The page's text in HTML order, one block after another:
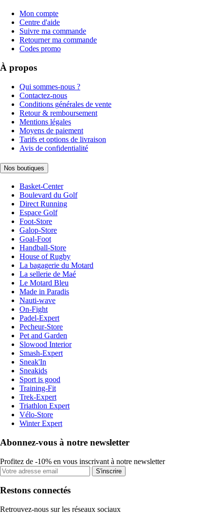
Mon compte
Centre d'aide
Suivre ma commande
Retourner ma commande
Codes promo
À propos
Qui sommes-nous ?
Contactez-nous
Conditions générales de vente
Retour & remboursement
Mentions légales
Moyens de paiement
Tarifs et options de livraison
Avis de confidentialité
Nos boutiques
Basket-Center
Boulevard du Golf
Direct Running
Espace Golf
Foot-Store
Galop-Store
Goal-Foot
Handball-Store
House of Rugby
La bagagerie du Motard
La sellerie de Maé
Le Motard Bleu
Made in Paradis
Nauti-wave
On-Fight
Padel-Expert
Pecheur-Store
Pet and Garden
Slowood Interior
Smash-Expert
Sneak'In
Sneakids
Sport is good
Training-Fit
Trek-Expert
Triathlon Expert
Vélo-Store
Winter Expert
Abonnez-vous à notre newsletter
Profitez de -10% en vous inscrivant à notre newsletter
S'inscrire
Restons connectés
Retrouvez-nous sur les réseaux sociaux